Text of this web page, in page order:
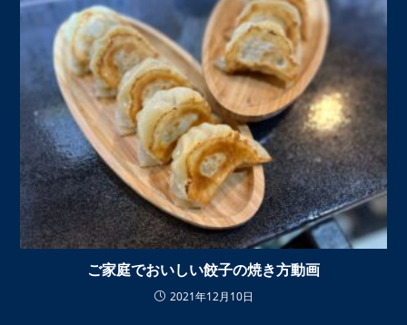
ご家庭でおいしい餃子の焼き方動画
2021年12月10日